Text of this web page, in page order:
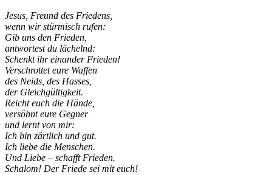
Jesus, Freund des Friedens,
wenn wir stürmisch rufen:
Gib uns den Frieden,
antwortest du lächelnd:
Schenkt ihr einander Frieden!
Verschrottet eure Waffen
des Neids, des Hasses,
der Gleichgültigkeit.
Reicht euch die Hände,
versöhnt eure Gegner
und lernt von mir:
Ich bin zärtlich und gut.
Ich liebe die Menschen.
Und Liebe – schafft Frieden.
Schalom! Der Friede sei mit euch!